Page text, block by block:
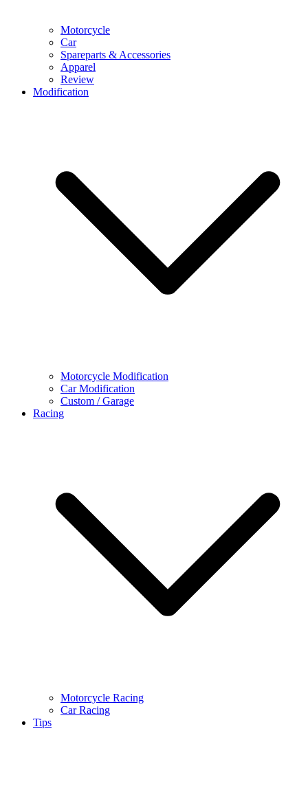
Motorcycle
Car
Spareparts & Accessories
Apparel
Review
Modification
Motorcycle Modification
Car Modification
Custom / Garage
Racing
Motorcycle Racing
Car Racing
Tips